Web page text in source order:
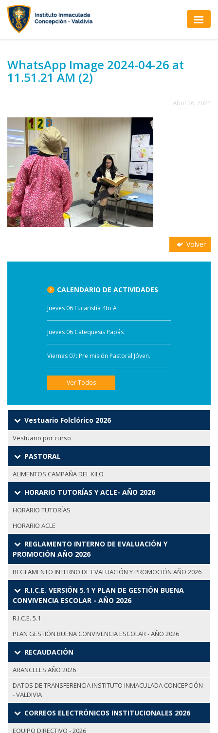
WhatsApp Image 2024-04-26 at
11.51.21 AM (2)
Abril 26, 2024
Volver
CALENDARIO DE ACTIVIDADES
Jueves 06 Eucaristía 4to A
Jueves 06 Catequesis Papás
Viernes 07: Pre misión Pastoral Jóven.
Ver Todos
Vestuario Folclórico 2026
Vestuario por curso
PASTORAL
ALIMENTOS CAMPAÑA DEL KILO
HORARIO TUTORÍAS Y ACLE- AÑO 2026
HORARIO TUTORÍAS
HORARIO ACLE
REGLAMENTO INTERNO DE EVALUACIÓN Y
PROMOCIÓN AÑO 2026
REGLAMENTO INTERNO DE EVALUACIÓN Y PROMOCIÓN AÑO 2026
R.I.C.E. VERSIÓN 5.1 Y PLAN DE GESTIÓN BUENA
CONVIVENCIA ESCOLAR - AÑO 2026
R.I.C.E. 5.1
PLAN GESTIÓN BUENA CONVIVENCIA ESCOLAR - AÑO 2026
RECAUDACIÓN
ARANCELES AÑO 2026
DATOS DE TRANSFERENCIA INSTITUTO INMACULADA CONCEPCIÓN
- VALDIVIA
CORREOS ELECTRÓNICOS INSTITUCIONALES 2026
EQUIPO DIRECTIVO - 2026